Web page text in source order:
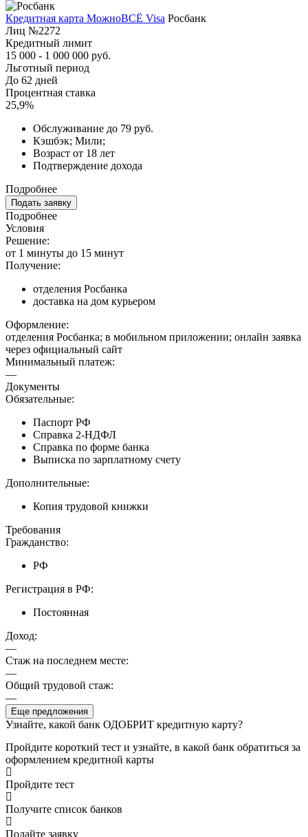
Кредитная карта МожноВСЁ Visa Росбанк
Лиц №2272
Кредитный лимит
15 000 - 1 000 000 руб.
Льготный период
До 62 дней
Процентная ставка
25,9%
Обслуживание до 79 руб.
Кэшбэк; Мили;
Возраст от 18 лет
Подтверждение дохода
Подробнее
Подать заявку
Подробнее
Условия
Решение:
от 1 минуты до 15 минут
Получение:
отделения Росбанка
доставка на дом курьером
Оформление:
отделения Росбанка; в мобильном приложении; онлайн заявка
через официальный сайт
Минимальный платеж:
—
Документы
Обязательные:
Паспорт РФ
Справка 2-НДФЛ
Справка по форме банка
Выписка по зарплатному счету
Дополнительные:
Копия трудовой книжки
Требования
Гражданство:
РФ
Регистрация в РФ:
Постоянная
Доход:
—
Стаж на последнем месте:
—
Общий трудовой стаж:
—
Еще предложения
Узнайте, какой банк ОДОБРИТ кредитную карту?
Пройдите короткий тест и узнайте, в какой банк обратиться за
оформлением кредитной карты
Пройдите тест
Получите список банков
Подайте заявку